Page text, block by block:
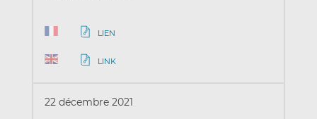
LIEN
LINK
22 décembre 2021